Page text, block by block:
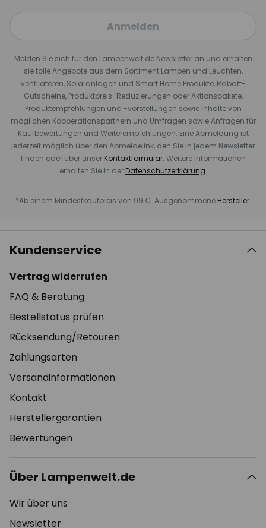
Anmelden
Melden Sie sich für den Lampenwelt.de Newsletter an und erhalten
sie tolle Angebote aus dem Sortiment Lampen und Leuchten,
Ventilatoren, Solaranlagen und Smart Home Produkte, Rabatt-
Gutscheine, Produktpreis-Reduzierungen oder Aktionspakete,
Produktempfehlungen und -vorstellungen sowie Inhalte von
möglichen Kooperationspartnern und Umfragen sowie Anfragen für
Kaufbewertungen und Weiterempfehlungen. Eine Abmeldung ist
jederzeit möglich über den Abmeldelink, den Sie in jedem Newsletter
finden oder über unser Kontaktformular. Weitere Informationen
erhalten Sie in der Datenschutzerklärung.
*Ab einem Mindestkaufpreis von 99 €. Ausgenommene Hersteller.
Kundenservice
Vertrag widerrufen
FAQ & Beratung
Bestellstatus prüfen
Rücksendung/Retouren
Zahlungsarten
Versandinformationen
Kontakt
Herstellergarantien
Bewertungen
Über Lampenwelt.de
Wir über uns
Newsletter